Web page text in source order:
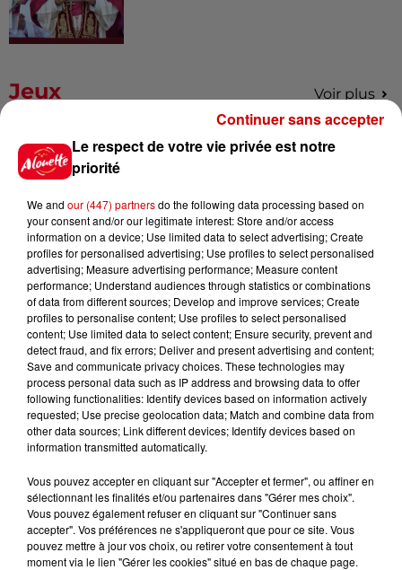
Jeux Voir plus
Gagnez vos places pour le
festival Marché Gourmand 2026
Le Duel - Gagnez vos entrées
pour l'un des zoos de nos
régions !
Destination Vacances - Gagnez
votre séjour en famille au cœur
de la...
Destination Vacances : inscrivez-
vous !
Le respect de votre vie privée est notre
priorité
We and our (447) partnersdo the following data processing based on
your consent and/or our legitimate interest: Store and/or access
information on a device; Use limited data to select advertising; Create
profiles for personalised advertising; Use profiles to select personalised
advertising; Measure advertising performance; Measure content
performance; Understand audiences through statistics or combinations
of data from different sources; Develop and improve services; Create
profiles to personalise content; Use profiles to select personalised
content; Use limited data to select content; Ensure security, prevent and
detect fraud, and fix errors; Deliver and present advertising and content;
Save and communicate privacy choices. These technologies may
process personal data such as IP address and browsing data to offer
following functionalities: Identify devices based on information actively
requested; Use precise geolocation data; Match and combine data from
other data sources; Link different devices; Identify devices based on
information transmitted automatically.
Vous pouvez accepter en cliquant sur "Accepter et fermer", ou affiner en
sélectionnant les finalités et/ou partenaires dans "Gérer mes choix".
Vous pouvez également refuser en cliquant sur "Continuer sans
accepter". Vos préférences ne s'appliqueront que pour ce site. Vous
pouvez mettre à jour vos choix, ou retirer votre consentement à tout
moment via le lien "Gérer les cookies" situé en bas de chaque page.
Continuer sans accepter